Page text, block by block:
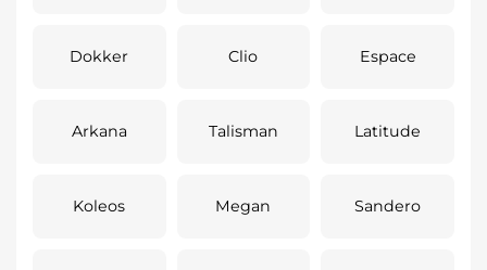
Dokker Clio Espace
Arkana Talisman Latitude
Koleos Megan Sandero